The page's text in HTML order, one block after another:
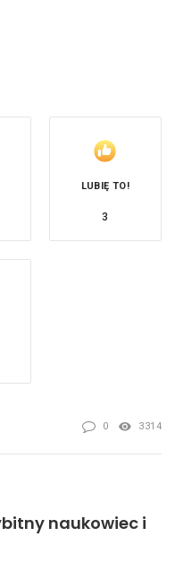
LUBIĘ TO!
3
0 3314
naukowiec i